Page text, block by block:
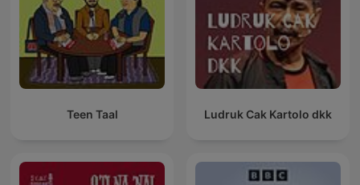
Teen Taal Ludruk Cak Kartolo dkk